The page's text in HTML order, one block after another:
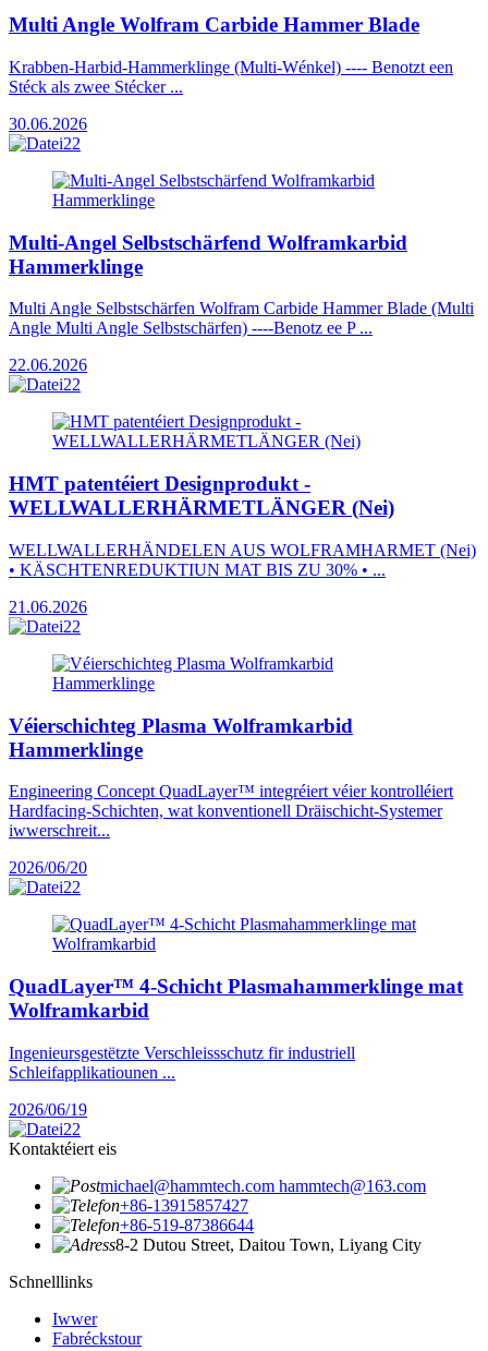
Multi Angle Wolfram Carbide Hammer Blade
Krabben-Harbid-Hammerklinge (Multi-Wénkel) ---- Benotzt een
Stéck als zwee Stécker ...
30.06.2026
Multi-Angel Selbstschärfend Wolframkarbid
Hammerklinge
Multi Angle Selbstschärfen Wolfram Carbide Hammer Blade (Multi
Angle Multi Angle Selbstschärfen) ----Benotz ee P ...
22.06.2026
HMT patentéiert Designprodukt -
WELLWALLERHÄRMETLÄNGER (Nei)
WELLWALLERHÄNDELEN AUS WOLFRAMHARMET (Nei)
• KÄSCHTENREDUKTIUN MAT BIS ZU 30% • ...
21.06.2026
Véierschichteg Plasma Wolframkarbid
Hammerklinge
Engineering Concept QuadLayer™ integréiert véier kontrolléiert
Hardfacing-Schichten, wat konventionell Dräischicht-Systemer
iwwerschreit...
2026/06/20
QuadLayer™ 4-Schicht Plasmahammerklinge mat
Wolframkarbid
Ingenieursgestëtzte Verschleissschutz fir industriell
Schleifapplikatiounen ...
2026/06/19
Kontaktéiert eis
michael@hammtech.com hammtech@163.com
+86-13915857427
+86-519-87386644
8-2 Dutou Street, Daitou Town, Liyang City
Schnelllinks
Iwwer
Fabréckstour